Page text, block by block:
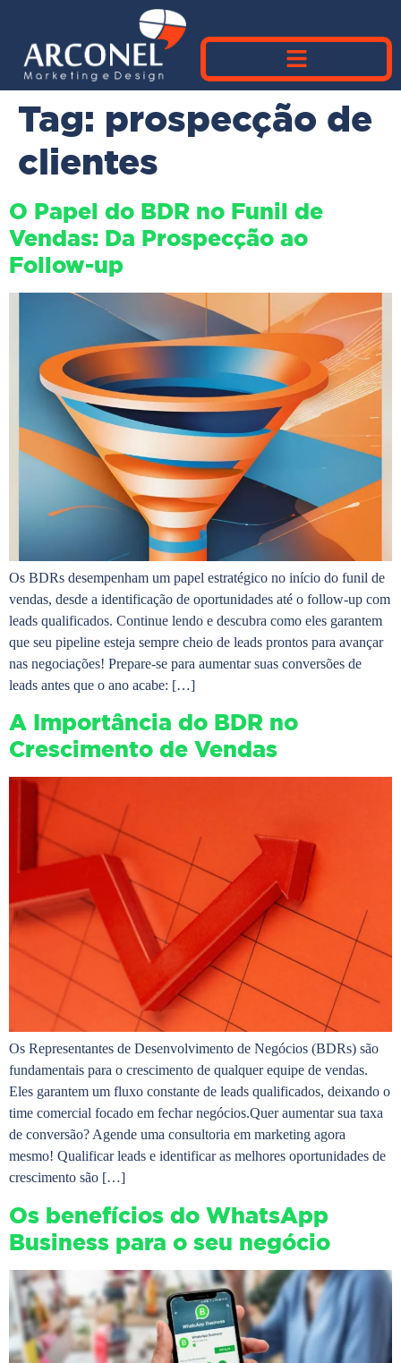
Tag: prospecção de
clientes
O Papel do BDR no Funil de
Vendas: Da Prospecção ao
Follow-up
Os BDRs desempenham um papel estratégico no início do funil de
vendas, desde a identificação de oportunidades até o follow-up com
leads qualificados. Continue lendo e descubra como eles garantem
que seu pipeline esteja sempre cheio de leads prontos para avançar
nas negociações! Prepare-se para aumentar suas conversões de
leads antes que o ano acabe: […]
A Importância do BDR no
Crescimento de Vendas
Os Representantes de Desenvolvimento de Negócios (BDRs) são
fundamentais para o crescimento de qualquer equipe de vendas.
Eles garantem um fluxo constante de leads qualificados, deixando o
time comercial focado em fechar negócios.Quer aumentar sua taxa
de conversão? Agende uma consultoria em marketing agora
mesmo! Qualificar leads e identificar as melhores oportunidades de
crescimento são […]
Os benefícios do WhatsApp
Business para o seu negócio